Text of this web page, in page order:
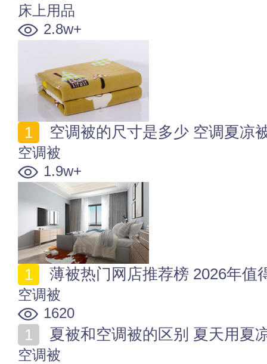
床上用品
2.8w+
空调被的尺寸是多少 空调夏凉
空调被
1.9w+
薄被热门网店推荐榜 2026年值
空调被
1620
夏被和空调被的区别 夏天用夏
空调被